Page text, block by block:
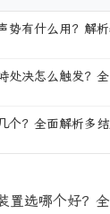
势有什么用？解
处决怎么触发？
个？全面解析多
置选哪个好？